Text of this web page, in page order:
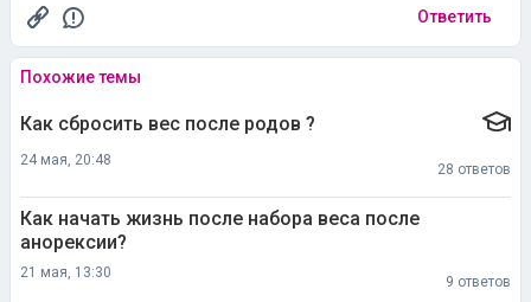
Ответить
Похожие темы
Как сбросить вес после родов ?
24 мая, 20:48
28 ответов
Как начать жизнь после набора веса после
анорексии?
21 мая, 13:30
9 ответов